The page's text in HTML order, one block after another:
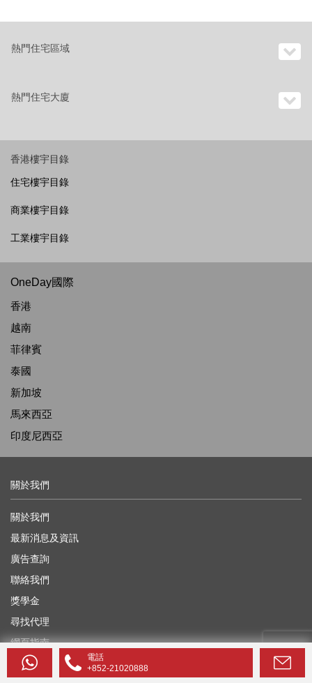
電話
+852-21020888
熱門住宅區域
熱門住宅大廈
香港樓宇目錄
住宅樓宇目錄
商業樓宇目錄
工業樓宇目錄
OneDay國際
香港
越南
菲律賓
泰國
新加坡
馬來西亞
印度尼西亞
關於我們
關於我們
最新消息及資訊
廣告查詢
聯絡我們
獎學金
尋找代理
網頁指南
有用的信息